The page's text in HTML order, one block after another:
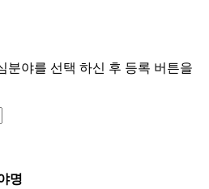
분야를 선택 하신 후 등록 버튼을
명